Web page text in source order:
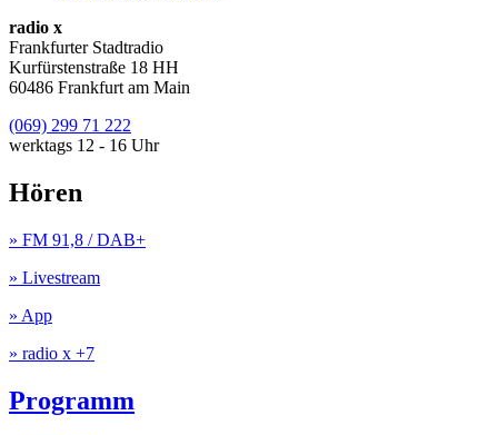
radio x
Frankfurter Stadtradio
Kurfürstenstraße 18 HH
60486 Frankfurt am Main
(069) 299 71 222
werktags 12 - 16 Uhr
Hören
» FM 91,8 / DAB+
» Livestream
» App
» radio x +7
Programm